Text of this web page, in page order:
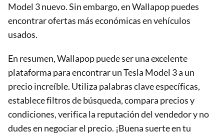
Model 3 nuevo. Sin embargo, en Wallapop puedes
encontrar ofertas más económicas en vehículos
usados.
En resumen, Wallapop puede ser una excelente
plataforma para encontrar un Tesla Model 3 a un
precio increíble. Utiliza palabras clave específicas,
establece filtros de búsqueda, compara precios y
condiciones, verifica la reputación del vendedor y no
dudes en negociar el precio. ¡Buena suerte en tu